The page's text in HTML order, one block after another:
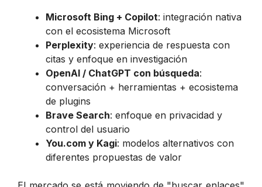
Microsoft Bing + Copilot: integración nativa
con el ecosistema Microsoft
Perplexity: experiencia de respuesta con
citas y enfoque en investigación
OpenAI / ChatGPT con búsqueda:
conversación + herramientas + ecosistema
de plugins
Brave Search: enfoque en privacidad y
control del usuario
You.com y Kagi: modelos alternativos con
diferentes propuestas de valor